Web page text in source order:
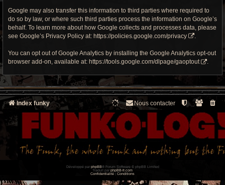
Google may also transfer this information to third parties where required to
do so by law, or where such third parties process the information on Google’s
behalf. To learn more about how Google collects and processes data, please
see Google’s Privacy Policy at: https://policies.google.com/privacy .
You can opt out of Google Analytics by installing the Google Analytics opt-out
browser add-on, available at: https://tools.google.com/dlpage/gaoptout .
Index funky Nous contacter
Développé par phpBB® Forum Software © phpBB Limited
Traduit par phpBB-fr.com
Confidentialité
Conditions